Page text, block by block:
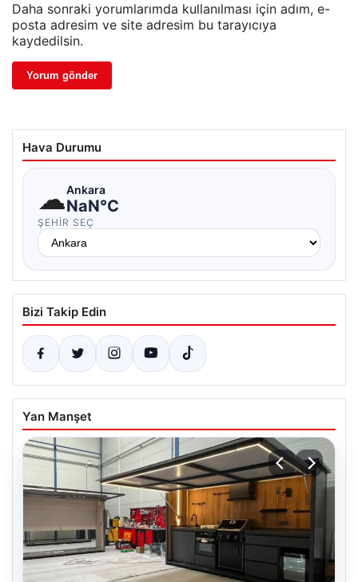
Daha sonraki yorumlarımda kullanılması için adım, e-
posta adresim ve site adresim bu tarayıcıya
kaydedilsin.
Hava Durumu
☁Ankara
NaN°C
ŞEHIR SEÇ
Bizi Takip Edin
Yan Manşet